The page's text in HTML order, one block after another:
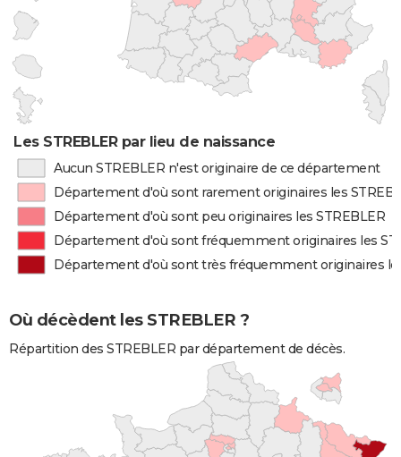
Les STREBLER par lieu de naissance
Aucun STREBLER n'est originaire de ce département
Département d'où sont rarement originaires les
Département d'où sont peu originaires les STREBLER
Département d'où sont fréquemment originaires les
Département d'où sont très fréquemment originaires
Où décèdent les STREBLER ?
Répartition des STREBLER par département de décès.